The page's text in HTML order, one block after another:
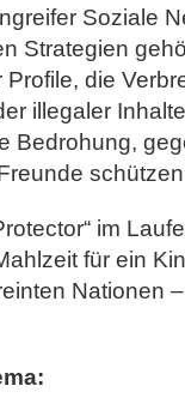
Soziale
Strategien
die
illegaler
Bedrohung,
im
für ein
Nationen